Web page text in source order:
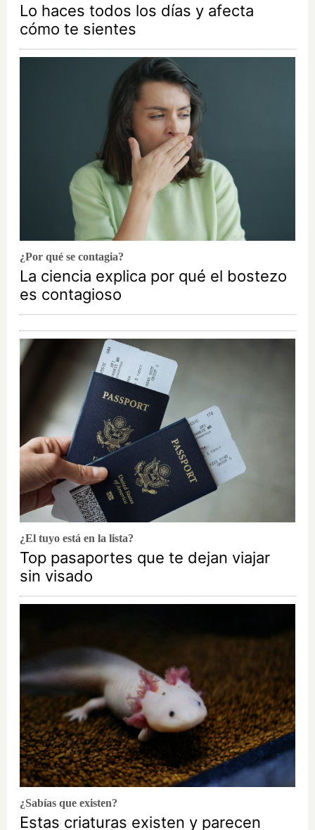
Lo haces todos los días y afecta
cómo te sientes
¿Por qué se contagia?
La ciencia explica por qué el bostezo
es contagioso
¿El tuyo está en la lista?
Top pasaportes que te dejan viajar
sin visado
¿Sabías que existen?
Estas criaturas existen y parecen